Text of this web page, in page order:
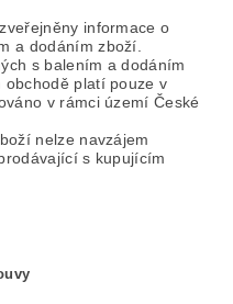
informace o
a dodáním zboží.
s balením a dodáním
platí pouze v
v rámci území České
nelze navzájem
s kupujícím